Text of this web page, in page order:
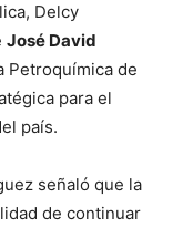
Delcy
José David
Petroquímica de
para el
país.
señaló que la
de continuar